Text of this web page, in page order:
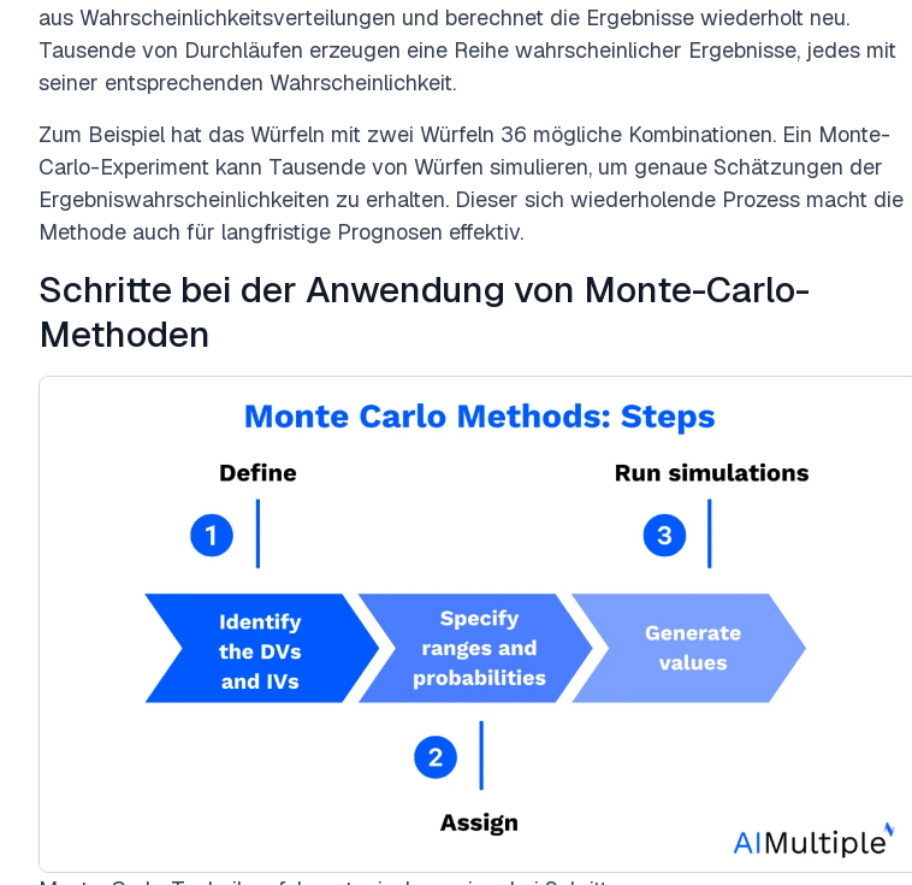
aus Wahrscheinlichkeitsverteilungen und berechnet die Ergebnisse wiederholt neu.
Tausende von Durchläufen erzeugen eine Reihe wahrscheinlicher Ergebnisse, jedes mit
seiner entsprechenden Wahrscheinlichkeit.
Zum Beispiel hat das Würfeln mit zwei Würfeln 36 mögliche Kombinationen. Ein Monte-
Carlo-Experiment kann Tausende von Würfen simulieren, um genaue Schätzungen der
Ergebniswahrscheinlichkeiten zu erhalten. Dieser sich wiederholende Prozess macht die
Methode auch für langfristige Prognosen effektiv.
Schritte bei der Anwendung von Monte-Carlo-
Methoden